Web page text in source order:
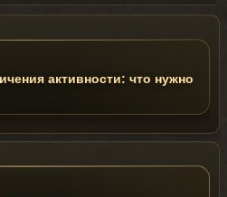
активности: что нужно